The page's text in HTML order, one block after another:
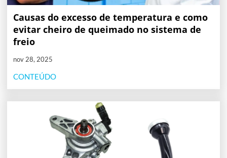
Causas do excesso de temperatura e como
evitar cheiro de queimado no sistema de
freio
nov 28, 2025
CONTEÚDO